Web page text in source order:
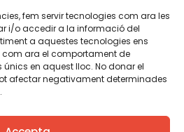
fem servir tecnologies com ara les
i/o accedir a la informació del
a aquestes tecnologies ens
ara el comportament de
en aquest lloc. No donar el
afectar negativament determinades
IN
cookies
debe compartirse. Por eso